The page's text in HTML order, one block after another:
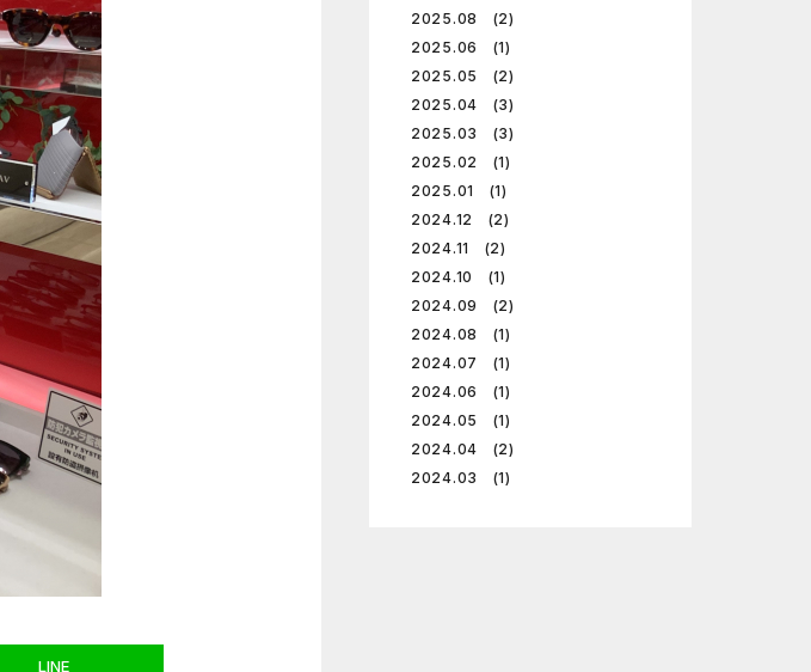
LINE
2025.08 (2)
2025.06 (1)
2025.05 (2)
2025.04 (3)
2025.03 (3)
2025.02 (1)
2025.01 (1)
2024.12 (2)
2024.11 (2)
2024.10 (1)
2024.09 (2)
2024.08 (1)
2024.07 (1)
2024.06 (1)
2024.05 (1)
2024.04 (2)
2024.03 (1)